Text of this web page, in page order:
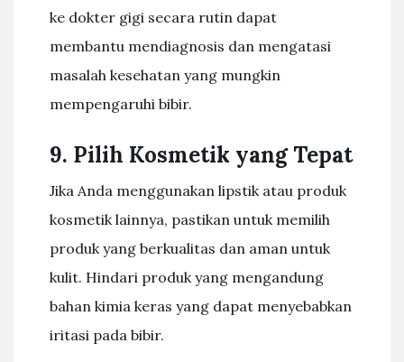
ke dokter gigi secara rutin dapat
membantu mendiagnosis dan mengatasi
masalah kesehatan yang mungkin
mempengaruhi bibir.
9. Pilih Kosmetik yang Tepat
Jika Anda menggunakan lipstik atau produk
kosmetik lainnya, pastikan untuk memilih
produk yang berkualitas dan aman untuk
kulit. Hindari produk yang mengandung
bahan kimia keras yang dapat menyebabkan
iritasi pada bibir.